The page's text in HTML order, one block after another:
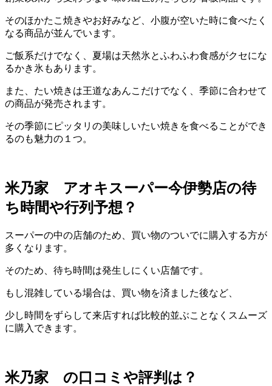
そのほかたこ焼きやお好みなど、小腹が空いた時に食べたく
なる商品が並んでいます。
ご飯系だけでなく、夏場は天然氷とふわふわ食感がクセにな
るかき氷もあります。
また、たい焼きは王道なあんこだけでなく、 季節に合わせて
の商品が発売されます。
その季節にピッタリの美味しいたい焼きを食べることができ
るのも魅力の１つ。
米乃家 アオキスーパー今伊勢店の待
ち時間や行列予想？
スーパーの中の店舗のため、買い物のついでに購入する方が
多くなります。
そのため、待ち時間は発生しにくい店舗です。
もし混雑している場合は、買い物を済ました後など、
少し時間をずらして来店すれば比較的並ぶことなくスムーズ
に購入できます。
米乃家 の口コミや評判は？